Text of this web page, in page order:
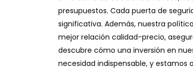
presupuestos. Cada puerta de
significativa. Además, nuestra
mejor relación calidad-precio,
descubre cómo una inversión en
necesidad indispensable, y estamos